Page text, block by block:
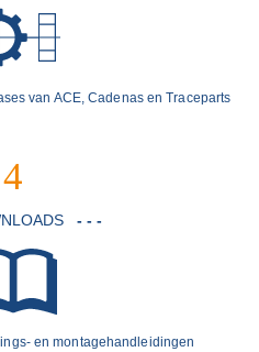
van ACE, Cadenas en Traceparts
4
- - -
en montagehandleidingen